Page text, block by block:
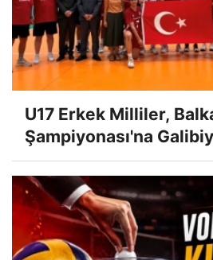
U17 Erkek Milliler,
Şampiyonası'na